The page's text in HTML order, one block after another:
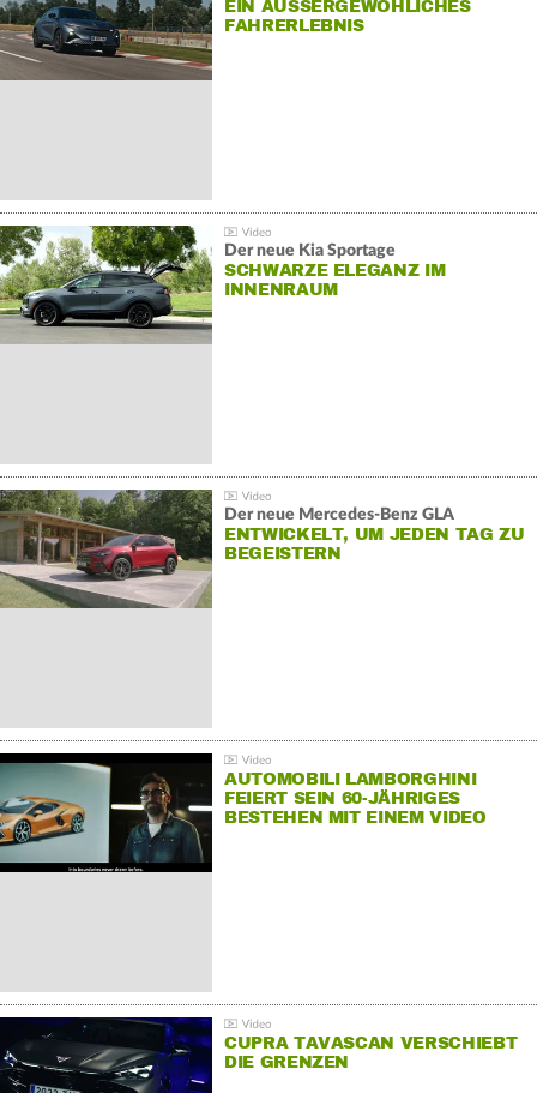
EIN AUSSERGEWÖHLICHES F
AHRERLEBNIS
Der neue Kia Sportage
SCHWARZE ELEGANZ IM
INNENRAUM
Der neue Mercedes-Benz GLA
ENTWICKELT, UM JEDEN TAG ZU
BEGEISTERN
AUTOMOBILI LAMBORGHINI
FEIERT SEIN 60-JÄHRIGES
BESTEHEN MIT EINEM VIDEO
CUPRA TAVASCAN VERSCHIEBT
DIE GRENZEN